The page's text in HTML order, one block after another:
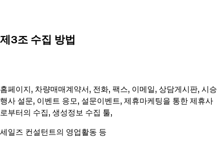
제3조 수집 방법
홈페이지, 차량매매계약서, 전화, 팩스, 이메일, 상담게시판, 시승
행사 설문, 이벤트 응모, 설문이벤트, 제휴마케팅을 통한 제휴사
로부터의 수집, 생성정보 수집 툴,
세일즈 컨설턴트의 영업활동 등